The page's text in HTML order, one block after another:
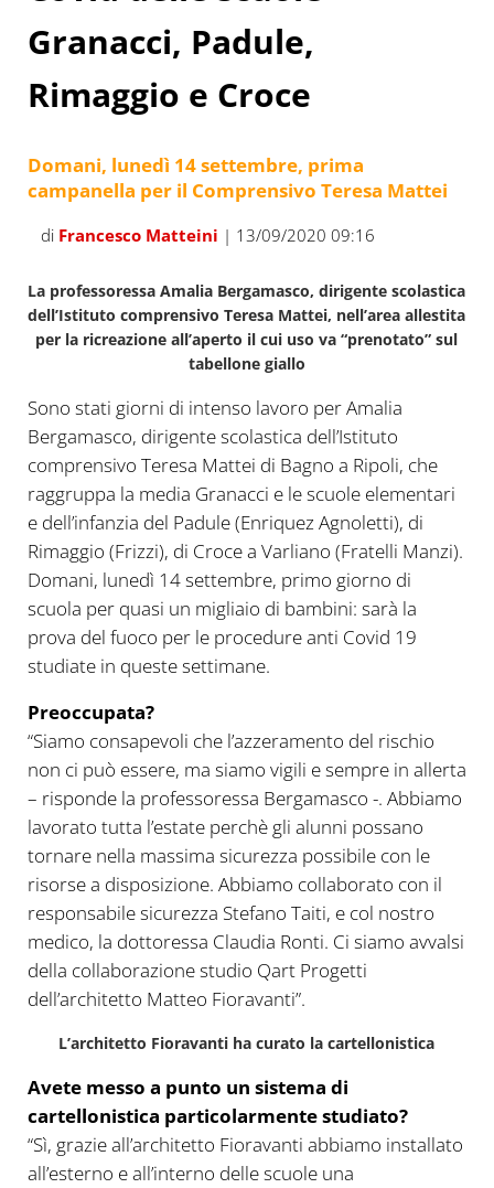
Granacci, Padule,
Rimaggio e Croce
Domani, lunedì 14 settembre, prima
campanella per il Comprensivo Teresa Mattei
di Francesco Matteini | 13/09/2020 09:16
La professoressa Amalia Bergamasco, dirigente scolastica
dell’Istituto comprensivo Teresa Mattei, nell’area allestita
per la ricreazione all’aperto il cui uso va “prenotato” sul
tabellone giallo
Sono stati giorni di intenso lavoro per Amalia
Bergamasco, dirigente scolastica dell’Istituto
comprensivo Teresa Mattei di Bagno a Ripoli, che
raggruppa la media Granacci e le scuole elementari
e dell’infanzia del Padule (Enriquez Agnoletti), di
Rimaggio (Frizzi), di Croce a Varliano (Fratelli Manzi).
Domani, lunedì 14 settembre, primo giorno di
scuola per quasi un migliaio di bambini: sarà la
prova del fuoco per le procedure anti Covid 19
studiate in queste settimane.
Preoccupata?
“Siamo consapevoli che l’azzeramento del rischio
non ci può essere, ma siamo vigili e sempre in allerta
– risponde la professoressa Bergamasco -. Abbiamo
lavorato tutta l’estate perchè gli alunni possano
tornare nella massima sicurezza possibile con le
risorse a disposizione. Abbiamo collaborato con il
responsabile sicurezza Stefano Taiti, e col nostro
medico, la dottoressa Claudia Ronti. Ci siamo avvalsi
della collaborazione studio Qart Progetti
dell’architetto Matteo Fioravanti”.
L’architetto Fioravanti ha curato la cartellonistica
Avete messo a punto un sistema di
cartellonistica particolarmente studiato?
“Sì, grazie all’architetto Fioravanti abbiamo installato
all’esterno e all’interno delle scuole una